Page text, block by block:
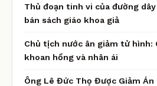
Thủ đoạn tinh vi của đường
bán sách giáo khoa giả
Chủ tịch nước ân giảm tử hình:
khoan hồng và nhân ái
Ông Lê Đức Thọ Được Giảm